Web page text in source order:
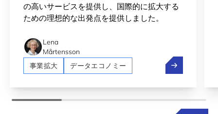
の高いサービスを提供し、国際的に拡大する
ための理想的な出発点を提供しました。
Lena
Mårtensson
事業拡大
データエコノミー ルクセンブル